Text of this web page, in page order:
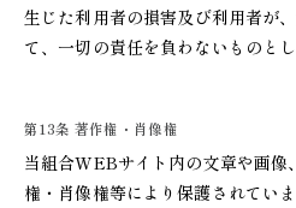
生じた利用者の損害及び利用者が
て、一切の責任を負わないものとし
第13条 著作権・肖像権
当組合WEBサイト内の文章や画像
権・肖像権等により保護されていま